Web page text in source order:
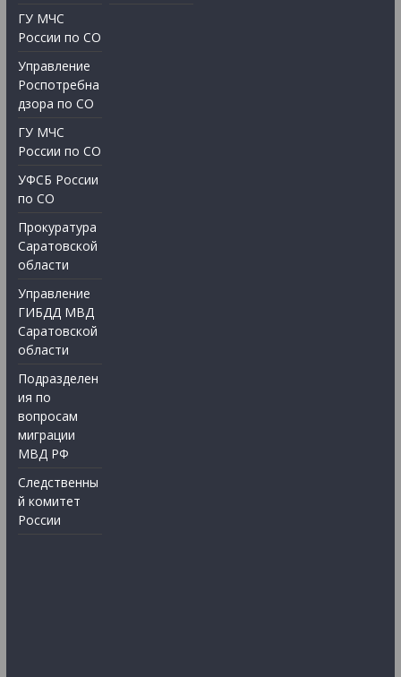
ГУ МЧС
России по СО
Управление
Роспотребна
дзора по СО
ГУ МЧС
России по СО
УФСБ России
по СО
Прокуратура
Саратовской
области
Управление
ГИБДД МВД
Саратовской
области
Подразделен
ия по
вопросам
миграции
МВД РФ
Следственны
й комитет
России